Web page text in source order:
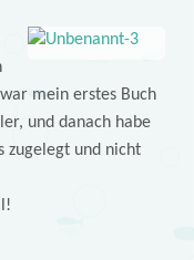
mein erstes Buch
und danach habe
zugelegt und nicht